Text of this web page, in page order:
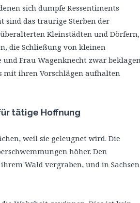
sich dumpfe Ressentiments
sind das traurige Sterben der
Kleinstädten und Dörfern,
die Schließung von kleinen
Frau Wagenknecht zwar
mit ihren Vorschlägen aufhalten
tätige Hoffnung
weil sie geleugnet wird. Die
höher. Den
Wald vergraben, und in Sachsen